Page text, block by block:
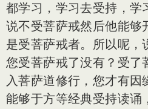
都学习，学习去受持，学
说不受菩萨戒然后他能够
是受菩萨戒者。所以呢，
您受菩萨戒了没有？受了
入菩萨道修行，您才有
能够于方等经典受持读诵